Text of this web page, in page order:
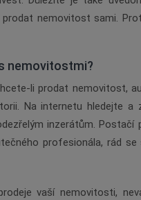
nemovitost sami.
nemovitostmi?
li prodat nemovitost,
Na internetu hledejte a
inzerátům.
profesionála, rád
vaší nemovitosti,